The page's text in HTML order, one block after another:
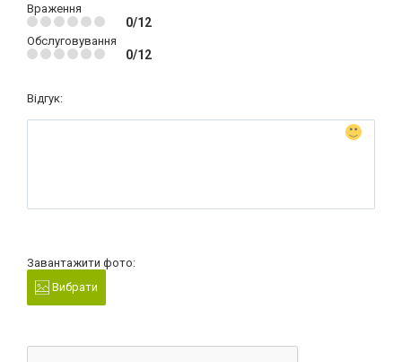
Враження
0/12
Обслуговування
0/12
Відгук:
Завантажити фото:
Вибрати